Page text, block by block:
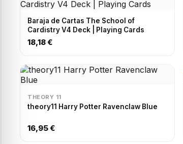
Baraja de Cartas The School of
Cardistry V4 Deck | Playing Cards
18,18 €
THEORY 11
theory11 Harry Potter Ravenclaw Blue
16,95 €